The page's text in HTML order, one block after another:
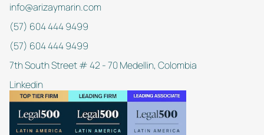
info@arizaymarin.com
(57) 604 444 9499
(57) 604 444 9499
7th South Street # 42 - 70 Medellin, Colombia
Linkedin